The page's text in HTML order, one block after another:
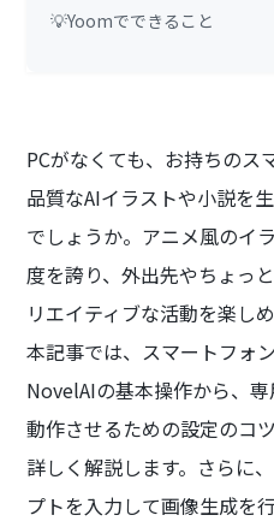
💡Yoomでできること
PCがなくても、お持ちのス
品質なAIイラストや小説を
でしょうか。アニメ風のイ
度を誇り、外出先やちょっ
リエイティブな活動を楽し
本記事では、スマートフォ
NovelAIの基本操作から、
動作させるための設定のコ
詳しく解説します。さらに
プトを入力して画像生成を